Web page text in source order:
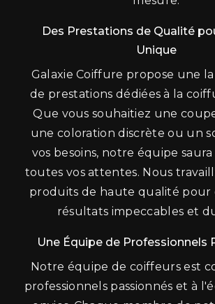
Des Prestations de Qualité
Unique
Galaxie Coiffure propose une
de prestations dédiées à la
Que vous souhaitiez une
une coloration discrète ou un
vos besoins, notre équipe
toutes vos attentes. Nous
produits de haute qualité pour
résultats impeccables et
Une Équipe de Professionnels
Notre équipe de coiffeurs est
professionnels passionnés et à